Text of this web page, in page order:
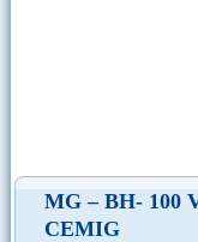
MG – BH- 100
CEMIG